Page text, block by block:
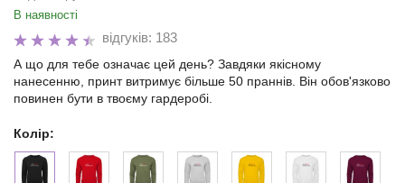
В наявності
відгуків: 183
А що для тебе означає цей день? Завдяки якісному
нанесенню, принт витримує більше 50 праннів. Він обов'язково
повинен бути в твоєму гардеробі.
Колір: